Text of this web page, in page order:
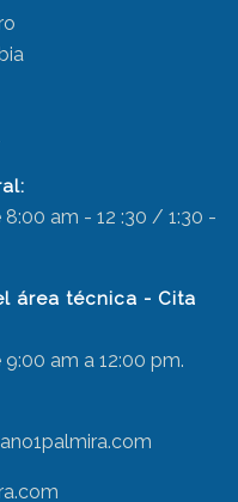
8:00 am - 12 :30 / 1:30 -
área técnica - Cita
9:00 am a 12:00 pm.